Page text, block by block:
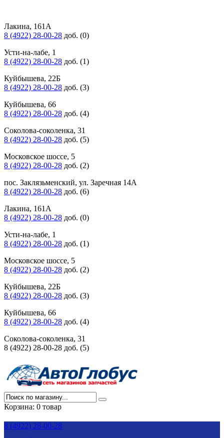
Лакина, 161А
8 (4922) 28-00-28 доб. (0)
Усти-на-лабе, 1
8 (4922) 28-00-28 доб. (1)
Куйбышева, 22Б
8 (4922) 28-00-28 доб. (3)
Куйбышева, 66
8 (4922) 28-00-28 доб. (4)
Соколова-соколенка, 31
8 (4922) 28-00-28 доб. (5)
Московское шоссе, 5
8 (4922) 28-00-28 доб. (2)
пос. Заклязьменский, ул. Заречная 14А
8 (4922) 28-00-28 доб. (6)
Лакина, 161А
8 (4922) 28-00-28 доб. (0)
Усти-на-лабе, 1
8 (4922) 28-00-28 доб. (1)
Московское шоссе, 5
8 (4922) 28-00-28 доб. (2)
Куйбышева, 22Б
8 (4922) 28-00-28 доб. (3)
Куйбышева, 66
8 (4922) 28-00-28 доб. (4)
Соколова-соколенка, 31
8 (4922) 28-00-28 доб. (5)
Корзина: 0 товар
8 (4922) 28-00-28